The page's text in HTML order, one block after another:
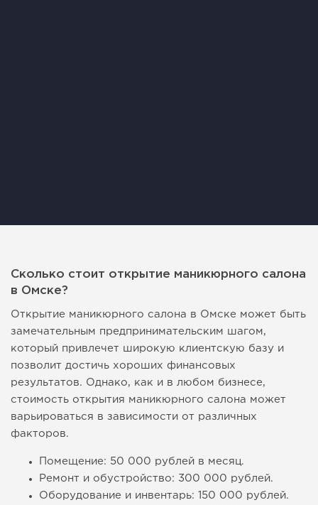
Сколько стоит открытие маникюрного салона
в Омске?
Открытие маникюрного салона в Омске может быть
замечательным предпринимательским шагом,
который привлечет широкую клиентскую базу и
позволит достичь хороших финансовых
результатов. Однако, как и в любом бизнесе,
стоимость открытия маникюрного салона может
варьироваться в зависимости от различных
факторов.
Помещение: 50 000 рублей в месяц.
Ремонт и обустройство: 300 000 рублей.
Оборудование и инвентарь: 150 000 рублей.